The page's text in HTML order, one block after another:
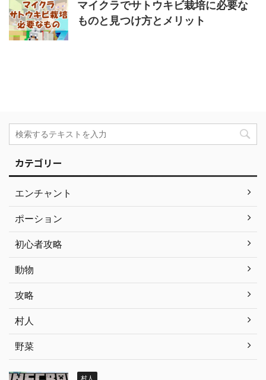
マイクラでサトウキビ栽培に必要な
ものと見つけ方とメリット
カテゴリー
エンチャント
ポーション
初心者攻略
動物
攻略
村人
野菜
村人